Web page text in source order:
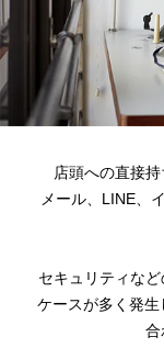
店頭への直接
メール、LINE、
セキュリティな
ケースが多く発生
合